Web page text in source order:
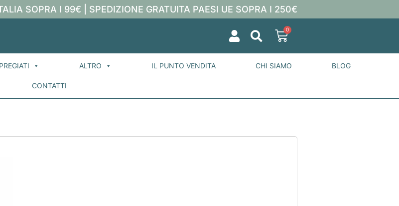
SOPRA I 99€ | SPEDIZIONE GRATUITA PAESI UE SOPRA I 250€
0
ALTRO IL PUNTO VENDITA CHI SIAMO BLOG
CONTATTI